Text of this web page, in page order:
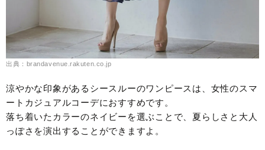
出典：brandavenue.rakuten.co.jp
涼やかな印象があるシースルーのワンピースは、女性のスマ
ートカジュアルコーデにおすすめです。
落ち着いたカラーのネイビーを選ぶことで、夏らしさと大人
っぽさを演出することができますよ。